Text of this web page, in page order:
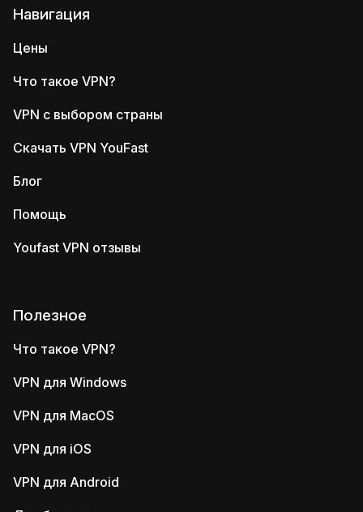
Навигация
Цены
Что такое VPN?
VPN с выбором страны
Скачать VPN YouFast
Блог
Помощь
Youfast VPN отзывы
Полезное
Что такое VPN?
VPN для Windows
VPN для MacOS
VPN для iOS
VPN для Android